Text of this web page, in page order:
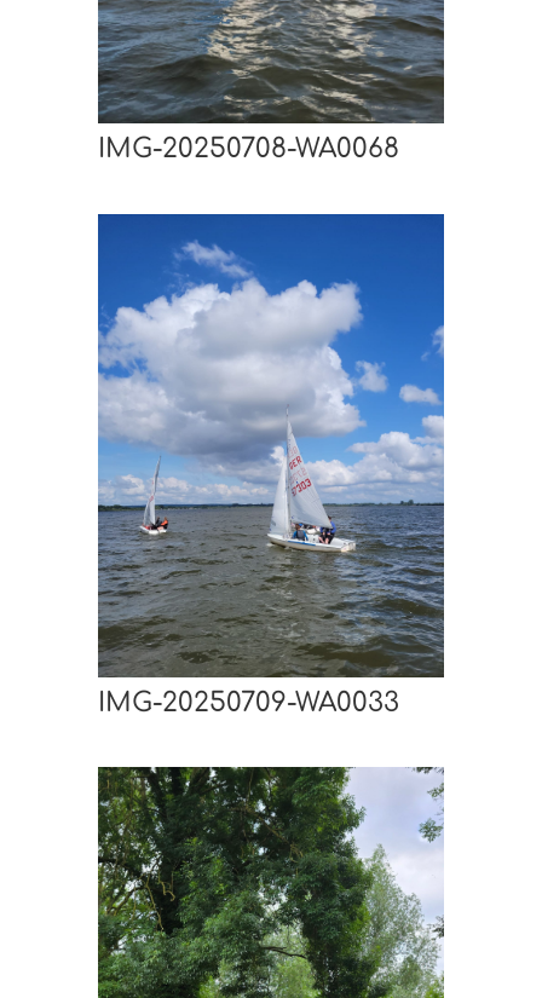
IMG-20250708-WA0068
IMG-20250709-WA0033